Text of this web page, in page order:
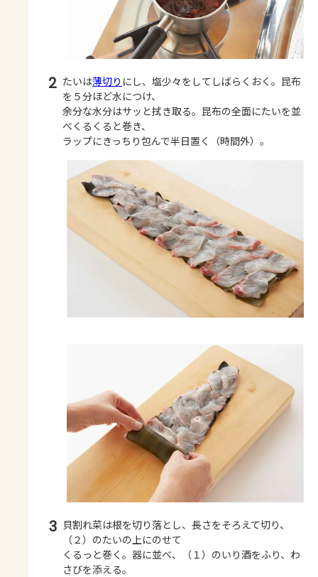
2 たいは薄切り にし、塩少々をしてしばらくおく。昆布
を５分ほど水につけ、
余分な水分はサッと拭き取る。昆布の全面にたいを並
べくるくると巻き、
ラップにきっちり包んで半日置く（時間外）。
3 貝割れ菜は根を切り落とし、長さをそろえて切り、
（２）のたいの上にのせて
くるっと巻く。器に並べ、（１）のいり酒をふり、わ
さびを添える。